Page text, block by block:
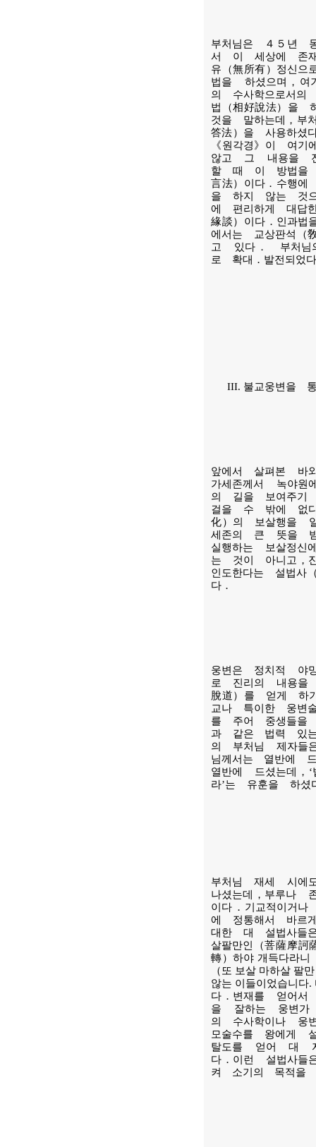
부처님은 ４５년
서 이 세상에 존
유（無所有）정신
법을 하셨으며，
의 수사학으로서의
법（相好說法）
것을 말하는데，부
答法）을 사용하셨
《원각경》이 여
않고 그 내용을
할 때 이 방법을 사
言法）이다．수
을 하지 않는 것으
에 편리하게 대답
緣談）이다．인과
에서는 교상판석
고 있다． 부처님
로 확대．발전되었
III. 불교웅변
앞에서 살펴본 바
가세존께서 녹야
의 길을 보여주기
걸을 수 밖에 없다
化）의 보살행을
세존의 큰 뜻을
실행하는 보살정
는 것이 아니고
인도한다는 설법
다．
웅변은 정치적 야
로 진리의 내용을
脫道）를 얻게 하
교나 특이한 웅변
를 주어 중생들을
과 같은 법력 있
의 부처님 제자들
님께서는 열반에
열반에 드셨는데
라’는 유훈을 하셨
부처님 재세 시에
나셨는데，부루
이다．기교적이
에 정통해서 바르
대한 대 설법사들은
살팔만인（菩薩摩訶
轉）하야 개득다라니
（또 보살 마하살 팔
않는 이들이었습니다
다．변재를 얻어
을 잘하는 웅변가
의 수사학이나 웅
모술수를 왕에게
탈도를 얻어 대
다．이런 설법사
켜 소기의 목적